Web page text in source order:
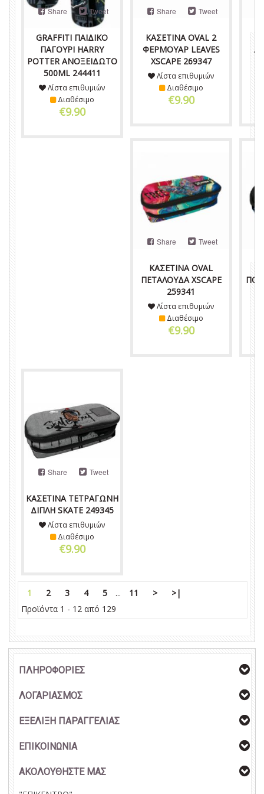
GRAFFITI ΠΑΙΔΙΚΟ
ΠΑΓΟΥΡΙ HARRY
POTTER ΑΝΟΞΕΙΔΩΤΟ
500ML 244411
Share Tweet
Λίστα επιθυμιών
Διαθέσιμο
€9.90
ΚΑΣΕΤΙΝΑ OVAL 2
ΦΕΡΜΟΥΑΡ LEAVES
XSCAPE 269347
Share Tweet
Λίστα επιθυμιών
Διαθέσιμο
€9.90
ΚΑΣΕΤΙΝΑ OVAL
ΠΕΤΑΛΟΥΔΑ XSCAPE
259341
Share Tweet
Λίστα επιθυμιών
Διαθέσιμο
€9.90
ΚΑΣΕΤΙΝΑ ΤΕΤΡΑΓΩΝΗ
ΔΙΠΛΗ SKATE 249345
Share Tweet
Λίστα επιθυμιών
Διαθέσιμο
€9.90
1 2 3 4 5 ... 11 >
>|
Προϊόντα 1 - 12 από 129
ΠΛΗΡΟΦΟΡΙΕΣ
ΛΟΓΑΡΙΑΣΜΟΣ
ΕΞΕΛΙΞΗ ΠΑΡΑΓΓΕΛΙΑΣ
ΕΠΙΚΟΙΝΩΝΙΑ
ΑΚΟΛΟΥΘΗΣΤΕ ΜΑΣ